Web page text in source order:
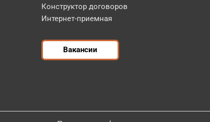
Конструктор договоров
Интернет-приемная
Вакансии